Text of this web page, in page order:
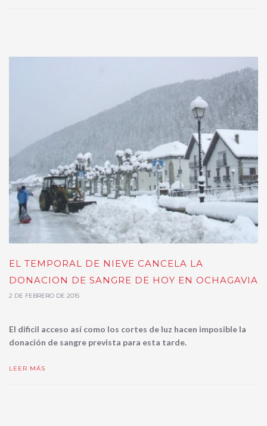
EL TEMPORAL DE NIEVE CANCELA LA
DONACION DE SANGRE DE HOY EN OCHAGAVIA
2 DE FEBRERO DE 2015
El dificil acceso así como los cortes de luz hacen imposible la
donación de sangre prevista para esta tarde.
LEER MÁS